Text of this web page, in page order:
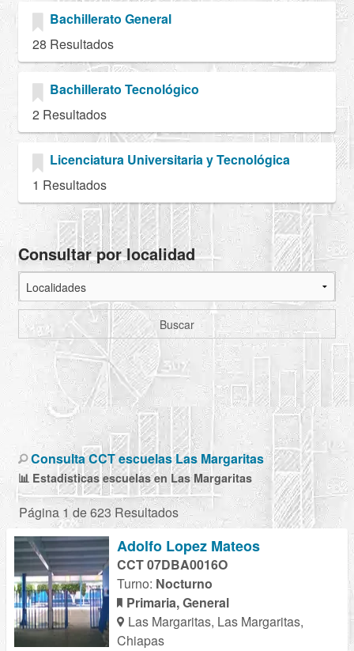
Bachillerato General
28 Resultados
Bachillerato Tecnológico
2 Resultados
Licenciatura Universitaria y Tecnológica
1 Resultados
Consultar por localidad
Buscar
Consulta CCT escuelas Las Margaritas
📊 Estadisticas escuelas en Las Margaritas
Página 1 de 623 Resultados
Adolfo Lopez Mateos
CCT 07DBA0016O
Turno: Nocturno
Primaria, General
Las Margaritas, Las Margaritas,
Chiapas